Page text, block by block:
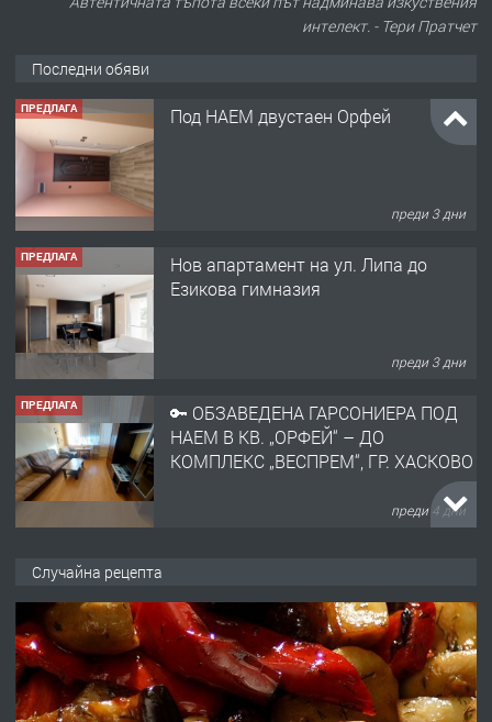
интелект. - Тери Пратчет
Последни обяви
ПРЕДЛАГА Под НАЕМ двустаен Орфей
преди 3 дни
ПРЕДЛАГА
Нов апартамент на ул. Липа до
Езикова гимназия
преди 3 дни
ПРЕДЛАГА
🔑 ОБЗАВЕДЕНА ГАРСОНИЕРА ПОД
НАЕМ В КВ. „ОРФЕЙ“ – ДО
КОМПЛЕКС „ВЕСПРЕМ“, ГР. ХАСКОВО
преди 4 дни
АПАРТАМЕНТ В ЦЕНТЪРА НА ГР.
ХАСКОВО
преди 5 дни
ПРЕДЛАГА Давам гараж под наем
Случайна рецепта